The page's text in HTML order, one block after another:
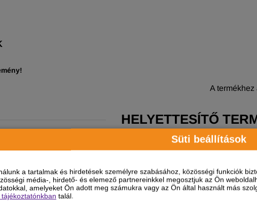
Süti beállítások
a tartalmak és hirdetések személyre szabásához, közösségi funkciók
média-, hirdető- és elemező partnereinkkel megosztjuk az Ön
amelyeket Ön adott meg számukra vagy az Ön által használt más
talál.
A termékhez
HELYETTESÍTŐ